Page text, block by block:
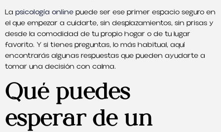
La psicología onlinepuede ser ese primer espacio seguro en
el que empezar a cuidarte, sin desplazamientos, sin prisas y
desde la comodidad de tu propio hogar o de tu lugar
favorito. Y si tienes preguntas, lo más habitual, aquí
encontrarás algunas respuestas que pueden ayudarte a
tomar una decisión con calma.
Qué puedes
esperar de un